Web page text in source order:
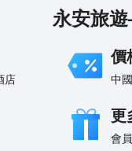
永安旅
店
價
中
更
會